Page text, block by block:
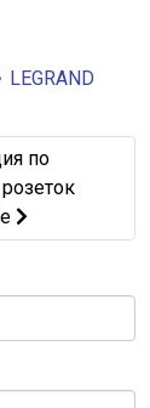
LEGRAND
- Я вне
Инструкция
по